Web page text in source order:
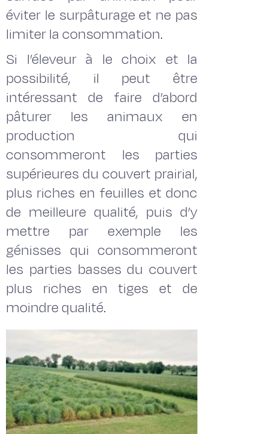
éviter le surpâturage et ne pas
limiter la consommation.
Si l’éleveur à le choix et la
possibilité, il peut être
intéressant de faire d’abord
pâturer les animaux en
production qui
consommeront les parties
supérieures du couvert prairial,
plus riches en feuilles et donc
de meilleure qualité, puis d’y
mettre par exemple les
génisses qui consommeront
les parties basses du couvert
plus riches en tiges et de
moindre qualité.